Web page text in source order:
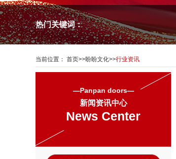
热门关键词：
当前位置： 首页>>盼盼文化>>行业资讯
—Panpan doors—
新闻资讯中心
News Center